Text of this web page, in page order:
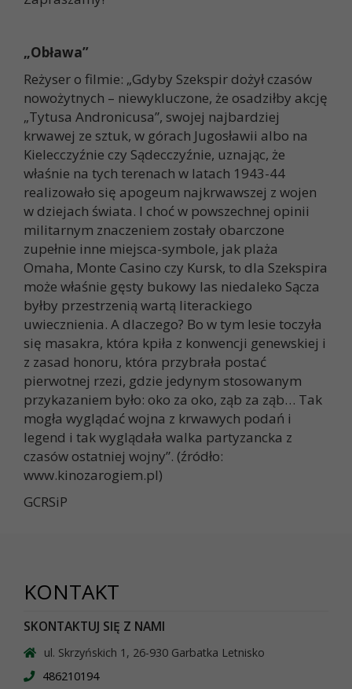
„Obława”
Reżyser o filmie: „Gdyby Szekspir dożył czasów
nowożytnych – niewykluczone, że osadziłby akcję
„Tytusa Andronicusa”, swojej najbardziej
krwawej ze sztuk, w górach Jugosławii albo na
Kielecczyźnie czy Sądecczyźnie, uznając, że
właśnie na tych terenach w latach 1943-44
realizowało się apogeum najkrwawszej z wojen
w dziejach świata. I choć w powszechnej opinii
militarnym znaczeniem zostały obarczone
zupełnie inne miejsca-symbole, jak plaża
Omaha, Monte Casino czy Kursk, to dla Szekspira
może właśnie gęsty bukowy las niedaleko Sącza
byłby przestrzenią wartą literackiego
uwiecznienia. A dlaczego? Bo w tym lesie toczyła
się masakra, która kpiła z konwencji genewskiej i
z zasad honoru, która przybrała postać
pierwotnej rzezi, gdzie jedynym stosowanym
przykazaniem było: oko za oko, ząb za ząb… Tak
mogła wyglądać wojna z krwawych podań i
legend i tak wyglądała walka partyzancka z
czasów ostatniej wojny”. (źródło:
www.kinozarogiem.pl)
GCRSiP
KONTAKT
SKONTAKTUJ SIĘ Z NAMI
ul. Skrzyńskich 1, 26-930 Garbatka Letnisko
486210194